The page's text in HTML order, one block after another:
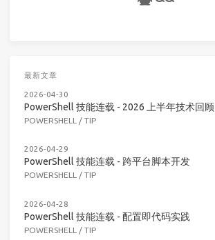
最新文章
2026-04-30
PowerShell 技能连载 - 2026 上半年技术回顾
POWERSHELL / TIP
2026-04-29
PowerShell 技能连载 - 跨平台脚本开发
POWERSHELL / TIP
2026-04-28
PowerShell 技能连载 - 配置即代码实践
POWERSHELL / TIP